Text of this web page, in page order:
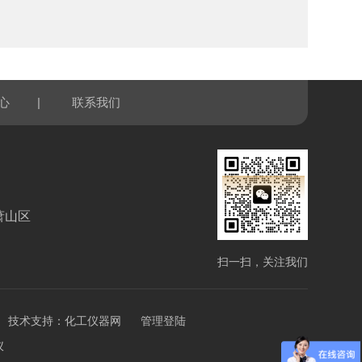
| 联系我们
山区
扫一扫，关注我们
技术支持： 化工仪器网 管理登陆